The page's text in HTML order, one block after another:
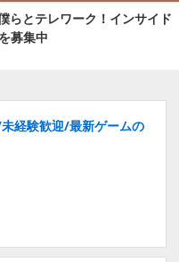
らとテレワーク！インサイド
募集中
経験歓迎/最新ゲームの